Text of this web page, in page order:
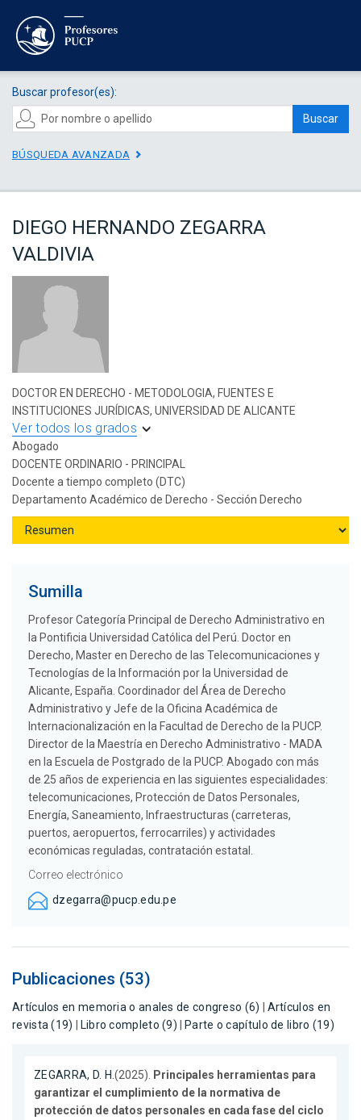
Buscar profesor(es):
Buscar
BÚSQUEDA AVANZADA
DIEGO HERNANDO ZEGARRA
VALDIVIA
DOCTOR EN DERECHO - METODOLOGIA, FUENTES E
INSTITUCIONES JURÍDICAS, UNIVERSIDAD DE ALICANTE
Ver todos los grados
Abogado
DOCENTE ORDINARIO - PRINCIPAL
Docente a tiempo completo (DTC)
Departamento Académico de Derecho - Sección Derecho
Sumilla
Profesor Categoría Principal de Derecho Administrativo en
la Pontificia Universidad Católica del Perú. Doctor en
Derecho, Master en Derecho de las Telecomunicaciones y
Tecnologías de la Información por la Universidad de
Alicante, España. Coordinador del Área de Derecho
Administrativo y Jefe de la Oficina Académica de
Internacionalización en la Facultad de Derecho de la PUCP.
Director de la Maestría en Derecho Administrativo - MADA
en la Escuela de Postgrado de la PUCP. Abogado con más
de 25 años de experiencia en las siguientes especialidades:
telecomunicaciones, Protección de Datos Personales,
Energía, Saneamiento, Infraestructuras (carreteras,
puertos, aeropuertos, ferrocarriles) y actividades
económicas reguladas, contratación estatal.
Correo electrónico
dzegarra@pucp.edu.pe
Publicaciones (53)
Artículos en memoria o anales de congreso (6)
Artículos en
revista (19)
Libro completo (9) Parte o capítulo de libro (19)
ZEGARRA, D. H.(2025).
Principales herramientas para
garantizar el cumplimiento de la normativa de
protección de datos personales en cada fase del ciclo